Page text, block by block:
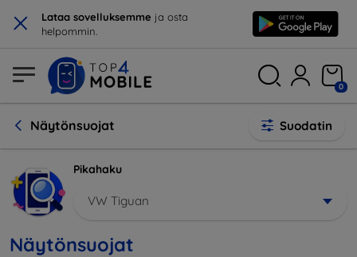
× Lataa sovelluksemme ja osta
helpommin.
0
Näytönsuojat Suodatin
Pikahaku
VW Tiguan
Näytönsuojat